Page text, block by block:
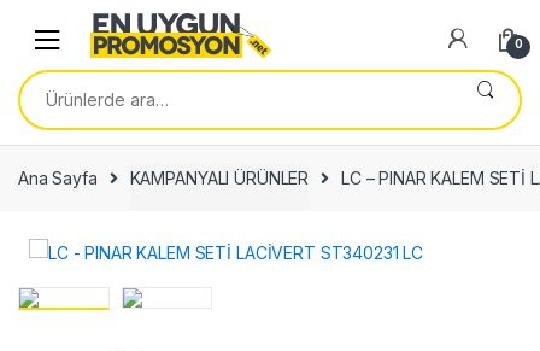
navigation
content
0
Ara:
Ana Sayfa KAMPANYALI ÜRÜNLER LC – PINAR KALEM SETİ